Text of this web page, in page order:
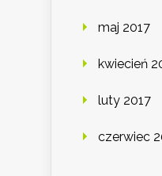
maj 2017
kwiecień
luty 2017
czerwiec